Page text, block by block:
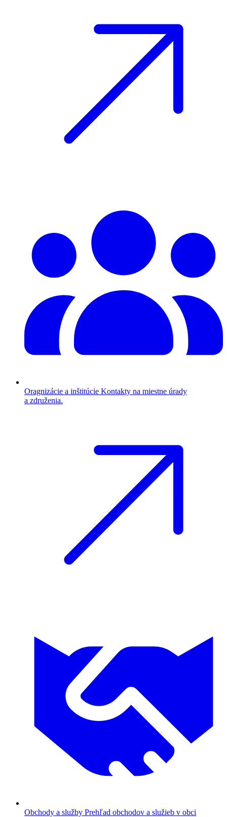
Oragnizácie a inštitúcie Kontakty na miestne úrady
a združenia.
Obchody a služby Prehľad obchodov a služieb v obci